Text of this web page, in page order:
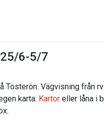
6-5/7
Tosterön. Vägvisning från
karta: Kartor eller låna i